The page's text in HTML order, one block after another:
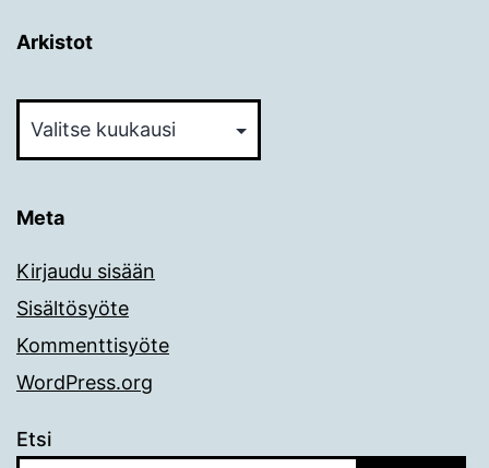
Arkistot
Meta
Kirjaudu sisään
Sisältösyöte
Kommenttisyöte
WordPress.org
Etsi